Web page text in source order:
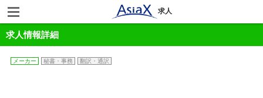
求人
求人情報詳細
メーカー 秘書・事務 翻訳・通訳